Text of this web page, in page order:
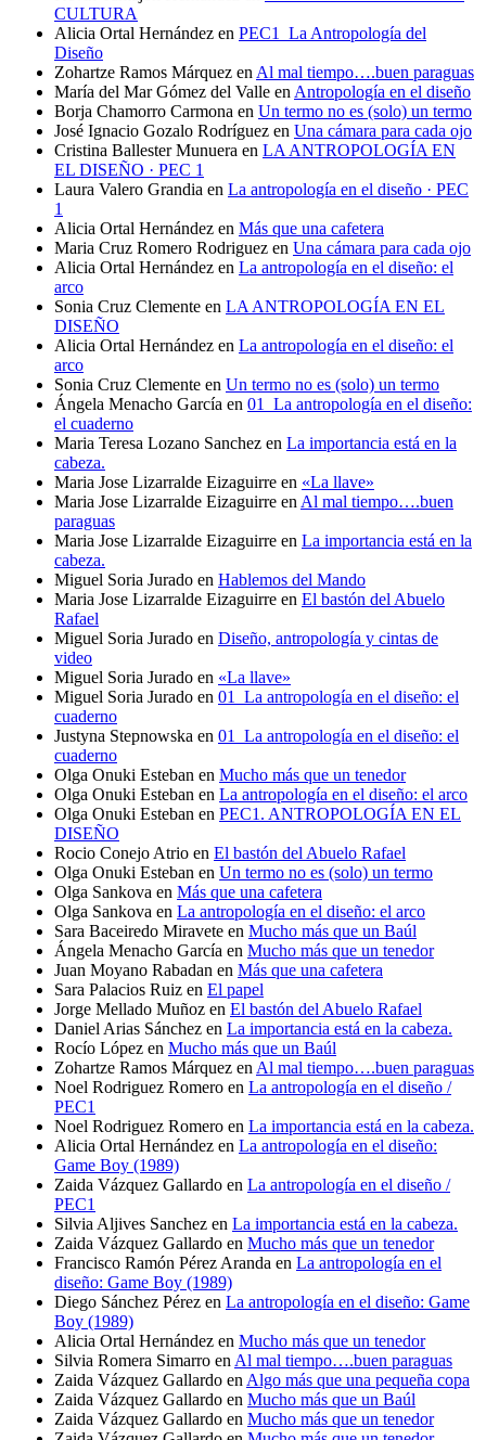
CULTURA
Alicia Ortal Hernández en PEC1_La Antropología del
Diseño
Zohartze Ramos Márquez en Al mal tiempo….buen paraguas
María del Mar Gómez del Valle en Antropología en el diseño
Borja Chamorro Carmona en Un termo no es (solo) un termo
José Ignacio Gozalo Rodríguez en Una cámara para cada ojo
Cristina Ballester Munuera en LA ANTROPOLOGÍA EN
EL DISEÑO · PEC 1
Laura Valero Grandia en La antropología en el diseño · PEC
1
Alicia Ortal Hernández en Más que una cafetera
Maria Cruz Romero Rodriguez en Una cámara para cada ojo
Alicia Ortal Hernández en La antropología en el diseño: el
arco
Sonia Cruz Clemente en LA ANTROPOLOGÍA EN EL
DISEÑO
Alicia Ortal Hernández en La antropología en el diseño: el
arco
Sonia Cruz Clemente en Un termo no es (solo) un termo
Ángela Menacho García en 01_La antropología en el diseño:
el cuaderno
Maria Teresa Lozano Sanchez en La importancia está en la
cabeza.
Maria Jose Lizarralde Eizaguirre en «La llave»
Maria Jose Lizarralde Eizaguirre en Al mal tiempo….buen
paraguas
Maria Jose Lizarralde Eizaguirre en La importancia está en la
cabeza.
Miguel Soria Jurado en Hablemos del Mando
Maria Jose Lizarralde Eizaguirre en El bastón del Abuelo
Rafael
Miguel Soria Jurado en Diseño, antropología y cintas de
video
Miguel Soria Jurado en «La llave»
Miguel Soria Jurado en 01_La antropología en el diseño: el
cuaderno
Justyna Stepnowska en 01_La antropología en el diseño: el
cuaderno
Olga Onuki Esteban en Mucho más que un tenedor
Olga Onuki Esteban en La antropología en el diseño: el arco
Olga Onuki Esteban en PEC1. ANTROPOLOGÍA EN EL
DISEÑO
Rocio Conejo Atrio en El bastón del Abuelo Rafael
Olga Onuki Esteban en Un termo no es (solo) un termo
Olga Sankova en Más que una cafetera
Olga Sankova en La antropología en el diseño: el arco
Sara Baceiredo Miravete en Mucho más que un Baúl
Ángela Menacho García en Mucho más que un tenedor
Juan Moyano Rabadan en Más que una cafetera
Sara Palacios Ruiz en El papel
Jorge Mellado Muñoz en El bastón del Abuelo Rafael
Daniel Arias Sánchez en La importancia está en la cabeza.
Rocío López en Mucho más que un Baúl
Zohartze Ramos Márquez en Al mal tiempo….buen paraguas
Noel Rodriguez Romero en La antropología en el diseño /
PEC1
Noel Rodriguez Romero en La importancia está en la cabeza.
Alicia Ortal Hernández en La antropología en el diseño:
Game Boy (1989)
Zaida Vázquez Gallardo en La antropología en el diseño /
PEC1
Silvia Aljives Sanchez en La importancia está en la cabeza.
Zaida Vázquez Gallardo en Mucho más que un tenedor
Francisco Ramón Pérez Aranda en La antropología en el
diseño: Game Boy (1989)
Diego Sánchez Pérez en La antropología en el diseño: Game
Boy (1989)
Alicia Ortal Hernández en Mucho más que un tenedor
Silvia Romera Simarro en Al mal tiempo….buen paraguas
Zaida Vázquez Gallardo en Algo más que una pequeña copa
Zaida Vázquez Gallardo en Mucho más que un Baúl
Zaida Vázquez Gallardo en Mucho más que un tenedor